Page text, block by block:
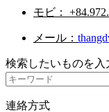
モビ：
メール：
検索したいものを入
連絡方式